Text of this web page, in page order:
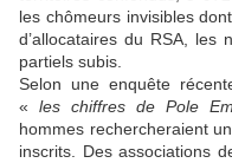
les chômeurs invisibles
d’allocataires du RSA, les
partiels subis.
Selon une enquête
« les chiffres de Pole
hommes rechercheraient
inscrits. Des associations